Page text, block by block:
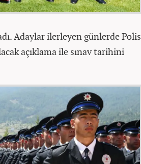
Adaylar ilerleyen günlerde Polis
açıklama ile sınav tarihini